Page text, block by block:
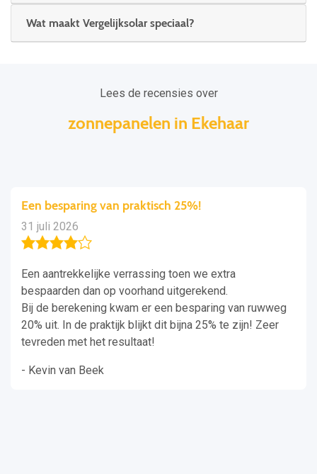
Wat maakt Vergelijksolar speciaal?
Lees de recensies over
zonnepanelen in Ekehaar
Een besparing van praktisch 25%!
31 juli 2026
Een aantrekkelijke verrassing toen we extra
bespaarden dan op voorhand uitgerekend.
Bij de berekening kwam er een besparing van ruwweg
20% uit. In de praktijk blijkt dit bijna 25% te zijn! Zeer
tevreden met het resultaat!
- Kevin van Beek